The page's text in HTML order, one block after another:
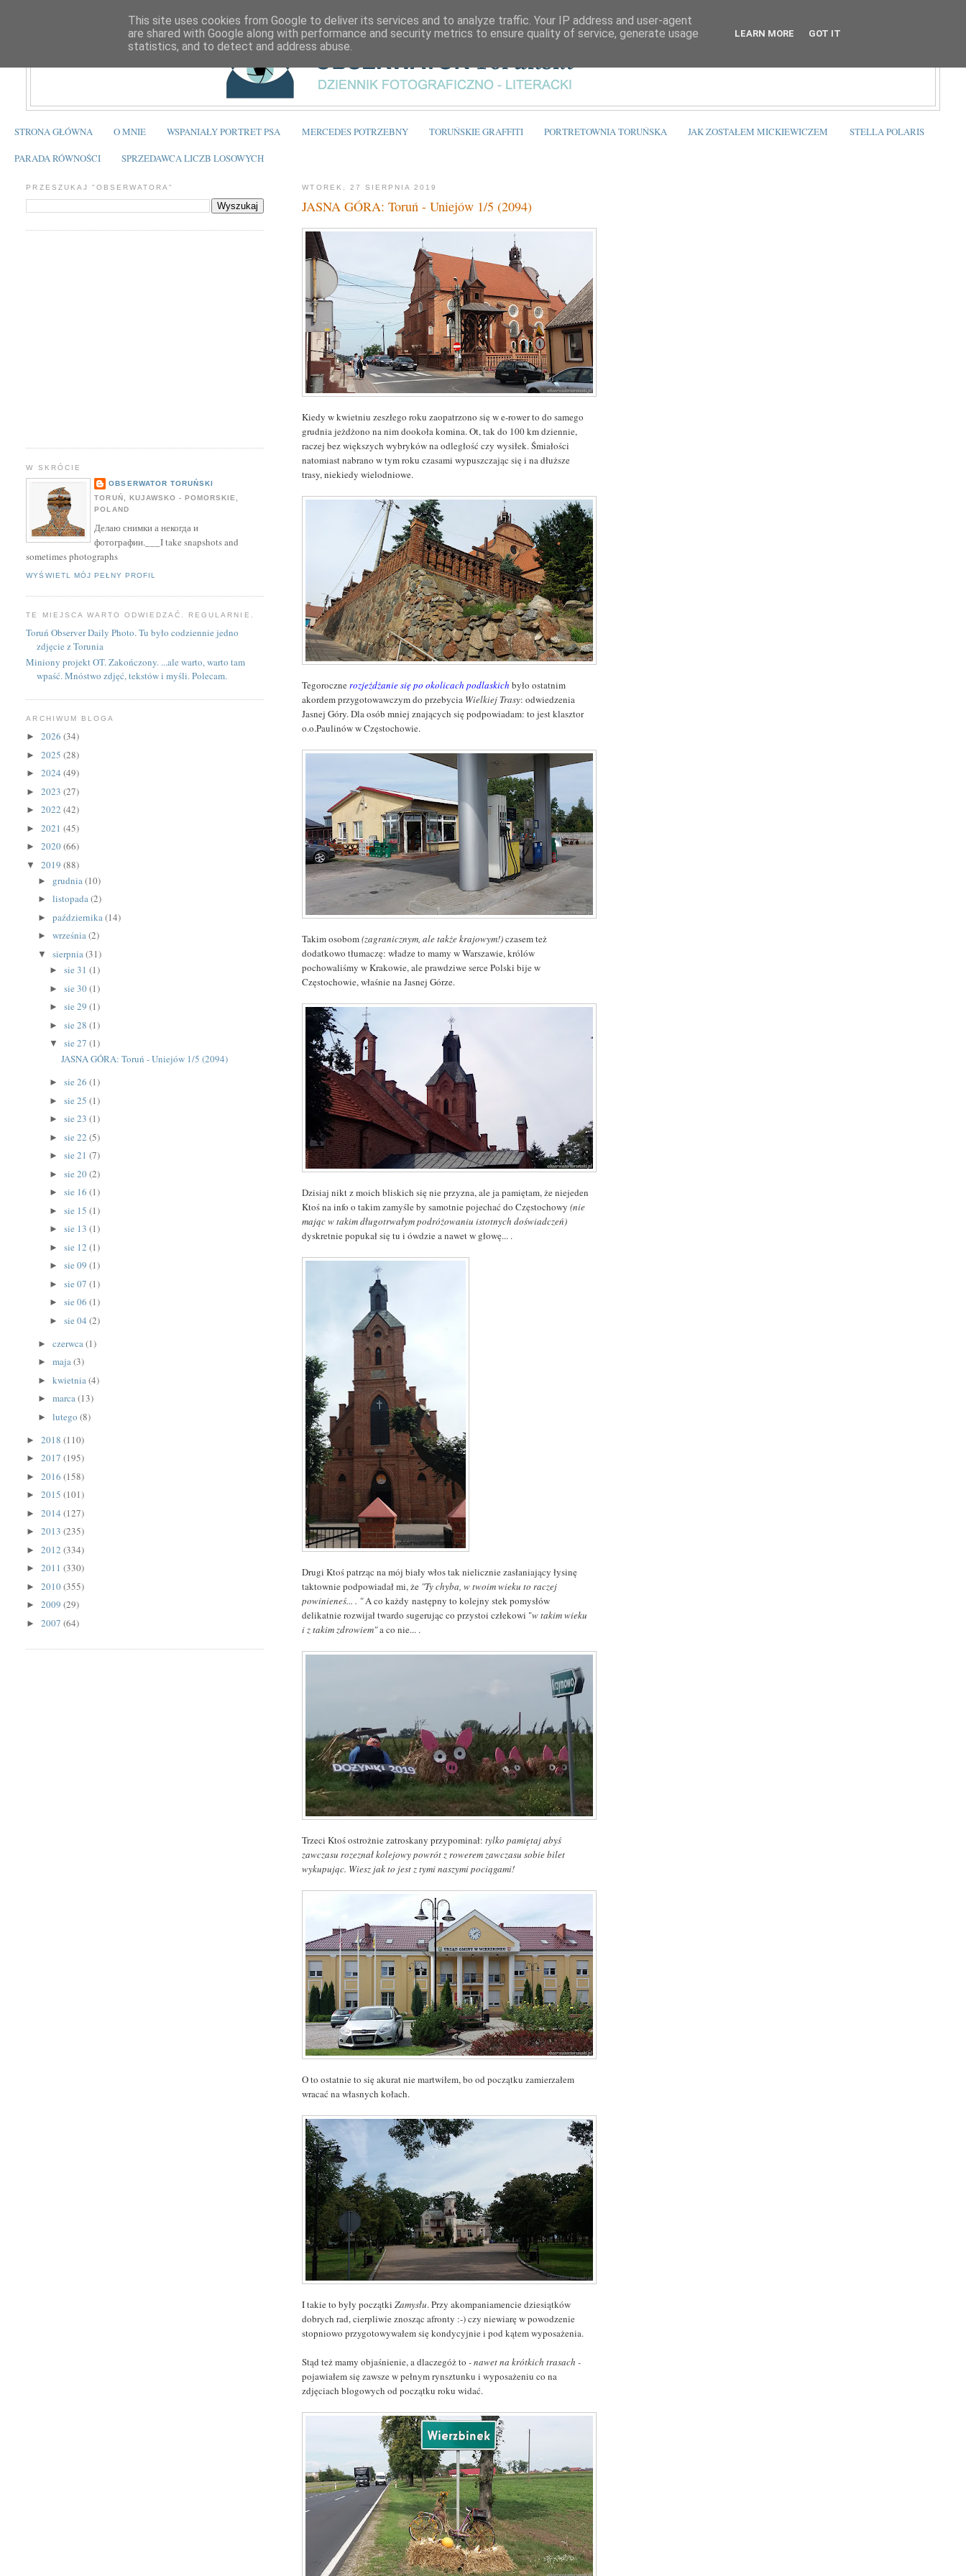
STRONA GŁÓWNA O MNIE WSPANIAŁY PORTRET PSA MERCEDES POTRZEBNY TORUŃSKIE GRAFFITI PORTRETOWNIA TORUŃSKA JAK ZOSTAŁEM MICKIEWICZEM STELLA POLARIS
PARADA RÓWNOŚCI SPRZEDAWCA LICZB LOSOWYCH
WTOREK, 27 SIERPNIA 2019
JASNA GÓRA: Toruń - Uniejów 1/5 (2094)
Kiedy w kwietniu zeszłego roku zaopatrzono się w e-rower to do samego
grudnia jeżdżono na nim dookoła komina. Ot, tak do 100 km dziennie,
raczej bez większych wybryków na odległość czy wysiłek. Śmiałości
natomiast nabrano w tym roku czasami wypuszczając się i na dłuższe
trasy, niekiedy wielodniowe.
Tegorocznerozjeżdżanie się po okolicach podlaskich było ostatnim
akordem przygotowawczym do przebycia Wielkiej Trasy: odwiedzenia
Jasnej Góry. Dla osób mniej znających się podpowiadam: to jest klasztor
o.o.Paulinów w Częstochowie.
Takim osobom(zagranicznym, ale także krajowym!)czasem też
dodatkowo tłumaczę: władze to mamy w Warszawie, królów
pochowaliśmy w Krakowie, ale prawdziwe serce Polski bije w
Częstochowie, właśnie na Jasnej Górze.
Dzisiaj nikt z moich bliskich się nie przyzna, ale ja pamiętam, że niejeden
Ktoś na info o takim zamyśle by samotnie pojechać do Częstochowy(nie
mając w takim długotrwałym podróżowaniu istotnych doświadczeń)
dyskretnie popukał się tu i ówdzie a nawet w głowę... .
Drugi Ktoś patrząc na mój biały włos tak nielicznie zasłaniający łysinę
taktownie podpowiadał mi, że "Ty chyba, w twoim wieku to raczej
powinieneś... . "A co każdy następny to kolejny stek pomysłów
delikatnie rozwijał twardo sugerując co przystoi człekowi "w takim wieku
i z takim zdrowiem"a co nie... .
Trzeci Ktoś ostrożnie zatroskany przypominał:tylko pamiętaj abyś
zawczasu rozeznał kolejowy powrót z rowerem zawczasu sobie bilet
wykupując. Wiesz jak to jest z tymi naszymi pociągami!
O to ostatnie to się akurat nie martwiłem, bo od początku zamierzałem
wracać na własnych kołach.
I takie to były początkiZamysłu. Przy akompaniamencie dziesiątków
dobrych rad, cierpliwie znosząc afronty :-) czy niewiarę w powodzenie
stopniowo przygotowywałem się kondycyjnie i pod kątem wyposażenia.
Stąd też mamy objaśnienie, a dlaczegóż to- nawet na krótkich trasach -
pojawiałem się zawsze w pełnym rynsztunku i wyposażeniu co na
zdjęciach blogowych od początku roku widać.
PRZESZUKAJ "OBSERWATORA"
W SKRÓCIE
OBSERWATOR TORUŃSKI
TORUŃ, KUJAWSKO - POMORSKIE,
POLAND
Делаю снимки а некогда и
фотографии.___I take snapshots and
sometimes photographs
WYŚWIETL MÓJ PEŁNY PROFIL
TE MIEJSCA WARTO ODWIEDZAĆ. REGULARNIE.
Toruń Observer Daily Photo. Tu było codziennie jedno
zdjęcie z Torunia
Miniony projekt OT. Zakończony. ...ale warto, warto tam
wpaść. Mnóstwo zdjęć, tekstów i myśli. Polecam.
ARCHIWUM BLOGA
►2026(34)
►2025(28)
►2024(49)
►2023(27)
►2022(42)
►2021(45)
►2020(66)
▼2019(88)
► grudnia(10)
►listopada(2)
►października(14)
►września(2)
▼sierpnia(31)
► sie 31 (1)
► sie 30(1)
► sie 29 (1)
► sie 28 (1)
▼ sie 27 (1)
JASNA GÓRA: Toruń - Uniejów 1/5 (2094)
► sie 26 (1)
► sie 25 (1)
► sie 23 (1)
► sie 22 (5)
► sie 21 (7)
► sie 20(2)
► sie 16 (1)
► sie 15 (1)
► sie 13 (1)
► sie 12 (1)
► sie 09 (1)
► sie 07 (1)
► sie 06 (1)
► sie 04 (2)
►czerwca(1)
►maja(3)
►kwietnia(4)
►marca(13)
►lutego(8)
►2018(110)
►2017(195)
►2016(158)
►2015(101)
►2014(127)
►2013(235)
►2012(334)
►2011(330)
►2010(355)
►2009(29)
►2007(64)
This site uses cookies from Google to deliver its services and to analyze traffic. Your IP address and user-agent
are shared with Google along with performance and security metrics to ensure quality of service, generate usage
statistics, and to detect and address abuse.
LEARN MORE GOT IT